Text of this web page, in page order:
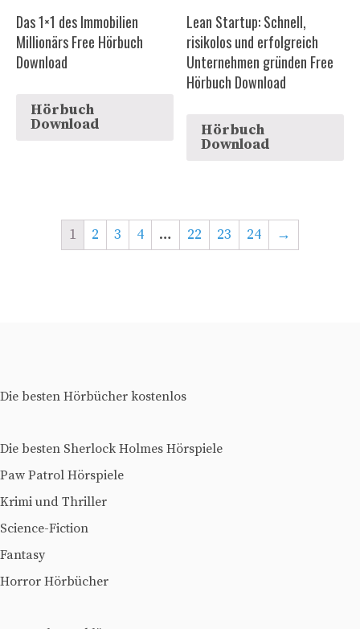
Das 1×1 des Immobilien
Millionärs Free Hörbuch
Download
Hörbuch
Download
Lean Startup: Schnell,
risikolos und erfolgreich
Unternehmen gründen Free
Hörbuch Download
Hörbuch
Download
1 2 3 4 … 22 23 24 →
Die besten Hörbücher kostenlos
Die besten Sherlock Holmes Hörspiele
Paw Patrol Hörspiele
Krimi und Thriller
Science-Fiction
Fantasy
Horror Hörbücher